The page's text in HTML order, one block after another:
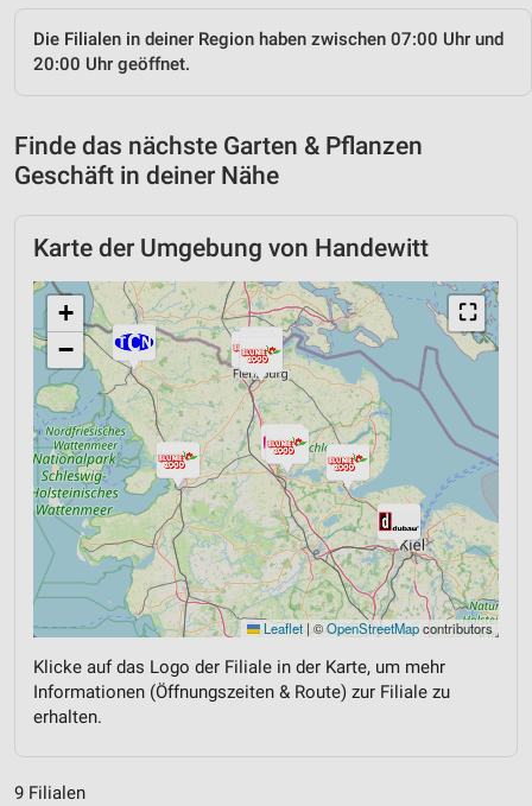
Die Filialen in deiner Region haben zwischen 07:00 Uhr und
20:00 Uhr geöffnet.
Finde das nächste Garten & Pflanzen
Geschäft in deiner Nähe
Karte der Umgebung von Handewitt
⛶
+
−
Leaflet | ©OpenStreetMapcontributors
Klicke auf das Logo der Filiale in der Karte, um mehr
Informationen (Öffnungszeiten & Route) zur Filiale zu
erhalten.
9 Filialen